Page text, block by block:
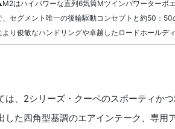
はハイパワーな直列6気筒Mツインパワーターボ
、セグメント唯一の後輪駆動コンセプトと約50：
より俊敏なハンドリングや卓越したロードホールデ
、2シリーズ・クーペのスポーティか
した四角型基調のエアインテーク、専用